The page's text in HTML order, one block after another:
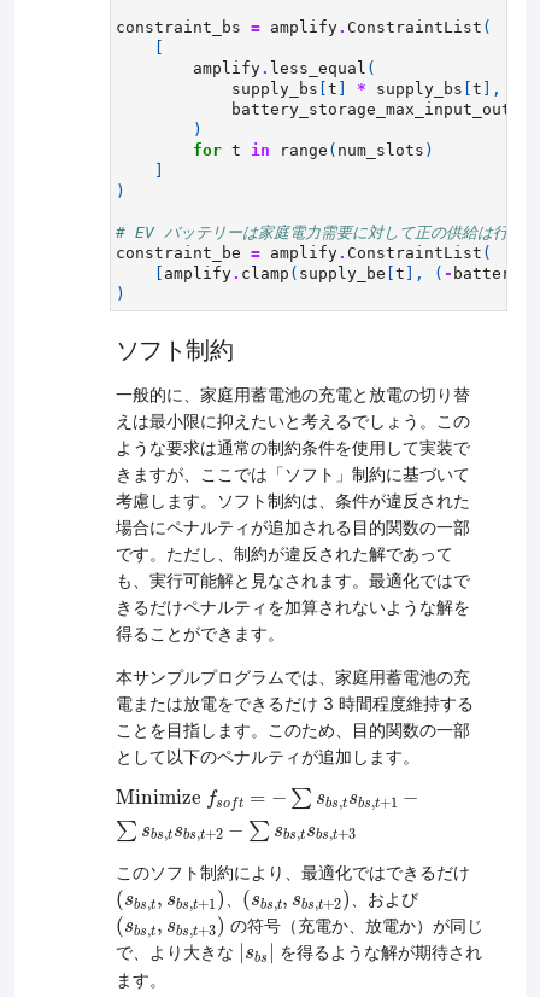
constraint_bs = amplify. ConstraintList (
amplify. less_equal (
supply_bs t * supply_bs t ],
battery_storage_max_input_output
)
for t in range ( num_slots )
)
# EV バッテリーは家庭電力需要に対して正の供給は行わ
constraint_be = amplify. ConstraintList (
amplify. clamp ( supply_be t ], ( -
)
ソフト制約
一般的に、家庭用蓄電池の充電と放電の切り替
えは最小限に抑えたいと考えるでしょう。この
ような要求は通常の制約条件を使用して実装で
きますが、ここでは「ソフト」制約に基づいて
考慮します。ソフト制約は、条件が違反された
場合にペナルティが追加される目的関数の一部
です。ただし、制約が違反された解であって
も、実行可能解と見なされます。最適化ではで
きるだけペナルティを加算されないような解を
得ることができます。
本サンプルプログラムでは、家庭用蓄電池の充
電または放電をできるだけ 3 時間程度維持する
ことを目指します。このため、目的関数の一部
として以下のペナルティが追加します。
Minimize fsoft = − ∑ sbs,tsbs,t+1 −
∑ sbs,tsbs,t+2 − ∑ sbs,tsbs,t+3
Minimize s sbs, b
このソフト制約により、最適化ではできるだけ
(sbs,t, sbs,t+1 )
(s s t, b s ,t + 1)
(sbs,t, sbs,t+2)
(s s , t, sbs,t +2)
、および
(sbs,t, sbs,t+3)
(sbs, t,sbs,t +3)
の符号（充電か、放電か）が同じ
で、より大きな
sbs
| sb s|
を得るような解が期待され
ます。